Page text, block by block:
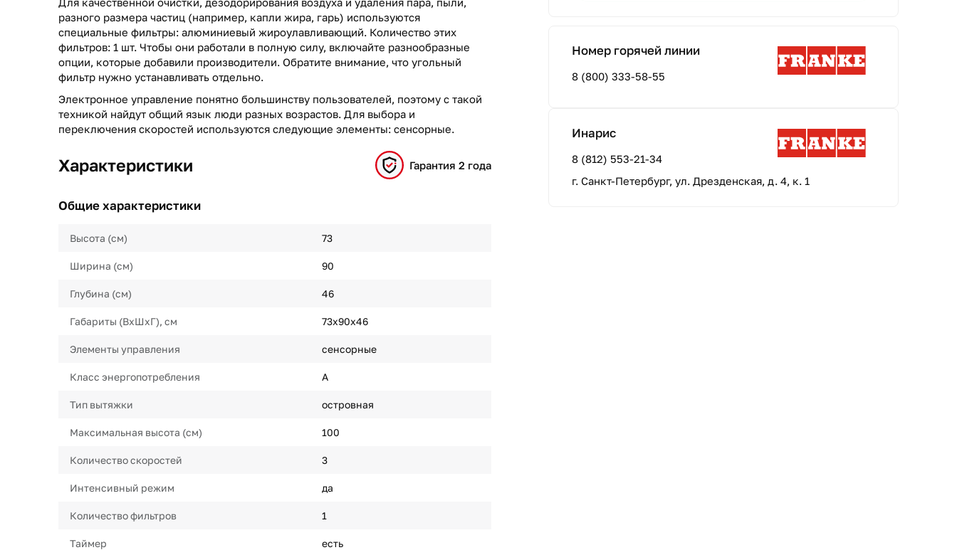
разного размера частиц (например, капли жира, гарь) используются
специальные фильтры: алюминиевый жироулавливающий. Количество этих
фильтров: 1 шт. Чтобы они работали в полную силу, включайте разнообразные
опции, которые добавили производители. Обратите внимание, что угольный
фильтр нужно устанавливать отдельно.
Электронное управление понятно большинству пользователей, поэтому с такой
техникой найдут общий язык люди разных возрастов. Для выбора и
переключения скоростей используются следующие элементы: сенсорные.
Характеристики Гарантия 2 года
Общие характеристики
Высота (см) 73
Ширина (см) 90
Глубина (см) 46
Габариты (ВхШхГ), см 73х90х46
Элементы управления сенсорные
Класс энергопотребления A
Тип вытяжки островная
Максимальная высота (см) 100
Количество скоростей 3
Интенсивный режим да
Количество фильтров 1
Таймер есть
Номер горячей линии
8 (800) 333-58-55
Инарис
8 (812) 553-21-34
г. Санкт-Петербург, ул. Дрезденская, д. 4, к. 1